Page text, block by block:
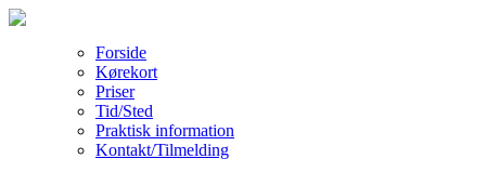
Forside
Kørekort
Priser
Tid/Sted
Praktisk information
Kontakt/Tilmelding